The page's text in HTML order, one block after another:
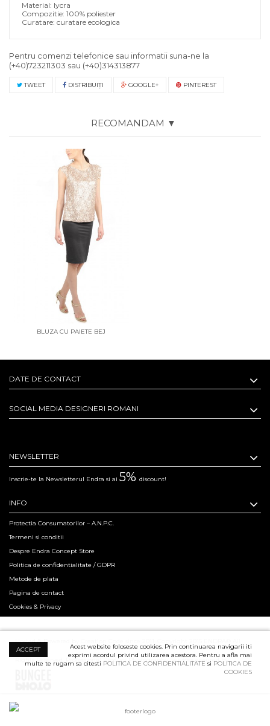
Material: lycra
Compozitie: 100% poliester
Curatare: curatare ecologica
Pentru comenzi telefonice sau informatii suna-ne la
(+40)723211303 sau (+40)314313877
TWEET DISTRIBUIŢI GOOGLE+ PINTEREST
RECOMANDAM ▼
BLUZA CU PAIETE BEJ
DATE DE CONTACT
SOCIAL MEDIA DESIGNERI ROMANI
NEWSLETTER
Inscrie-te la Newsletterul Endra si ai 5% discount!
INFO
Protectia Consumatorilor – A.N.P.C.
Termeni si conditii
Despre Endra Concept Store
Politica de confidentialitate / GDPR
Metode de plata
Pagina de contact
Cookies & Privacy
Hosted & Powered by Creation Code since 2011. Copyright 2015 ENDRA® All
Rights Reserved. Professional Product Photography Services ensured by
ACCEPT
Acest website foloseste cookies. Prin continuarea navigarii iti
exprimi acordul privind utilizarea acestora. Pentru a afla mai
multe te rugam sa citesti POLITICA DE CONFIDENTIALITATE si POLITICA DE
COOKIES